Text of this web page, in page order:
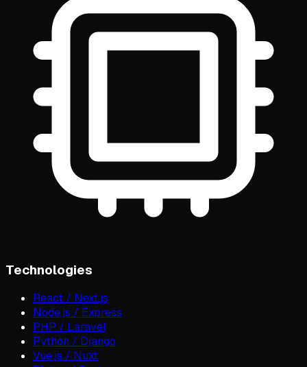
Technologies
React / Next.js
Node.js / Express
PHP / Laravel
Python / Django
Vue.js / Nuxt